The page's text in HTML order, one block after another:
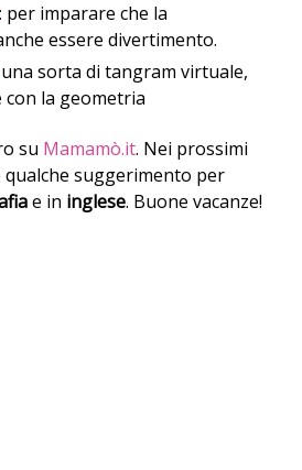
: per imparare che la
essere divertimento.
sorta di tangram virtuale,
la geometria
su Mamamò.it. Nei prossimi
qualche suggerimento per
e in inglese. Buone vacanze!